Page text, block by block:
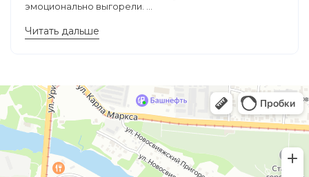
эмоционально выгорели. ...
Читать дальше